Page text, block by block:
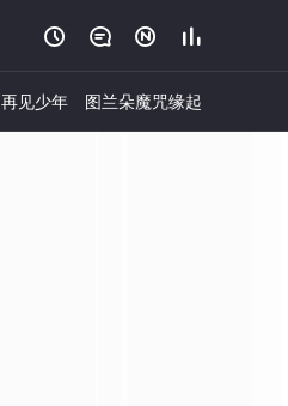
   
再见少年 图兰朵魔咒缘起